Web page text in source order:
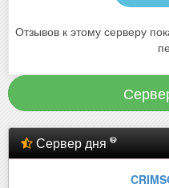
Отзывов к этому серверу
Сервер дня